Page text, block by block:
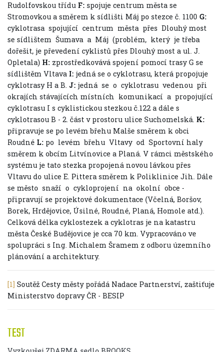
TEST
Rudolfovskou třídu F: spojuje centrum města se
Stromovkou a směrem k sídlišti Máj po stezce č. 1100 G:
cyklotrasa spojující centrum města přes Dlouhý most
se sídlištem Šumava a Máj (problém, který je třeba
dořešit, je převedení cyklistů přes Dlouhý most a ul. J.
Opletala) H: zprostředkovává spojení pomocí trasy G se
sídlištěm Vltava I: jedná se o cyklotrasu, která propojuje
cyklotrasy H a B. J: jedná se o cyklotrasu vedenou při
okrajích stávajících místních komunikací a propojující
cyklotrasu I s cyklistickou stezkou č.122 a dále s
cyklotrasou B - 2. část v prostoru ulice Suchomelská. K:
připravuje se po levém břehu Malše směrem k obci
Roudné L: po levém břehu Vltavy od Sportovní haly
směrem k obcím Litvínovice a Planá. V rámci městského
systému je tato stezka propojená novou lávkou přes
Vltavu do ulice E. Pittera směrem k Poliklinice Jih. Dále
se město snaží o cykloprojení na okolní obce -
připravují se projektové dokumentace (Včelná, Boršov,
Borek, Hrdějovice, Úsilné, Roudné, Planá, Homole atd.).
Celková délka cyklostezek a cyklotras je na katastru
města České Budějovice je cca 70 km. Vypracováno ve
spolupráci s Ing. Michalem Šramem z odboru územního
plánování a architektury.
[1] Soutěž Cesty městy pořádá Nadace Partnerství, zaštiťuje
Ministerstvo dopravy ČR - BESIP